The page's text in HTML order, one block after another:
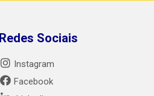
Redes Sociais
Instagram
Facebook